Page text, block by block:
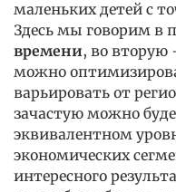
маленьких детей с
Здесь мы говорим в
времени, во вторую
можно
варьировать от
зачастую можно
эквивалентном
экономических
интересного